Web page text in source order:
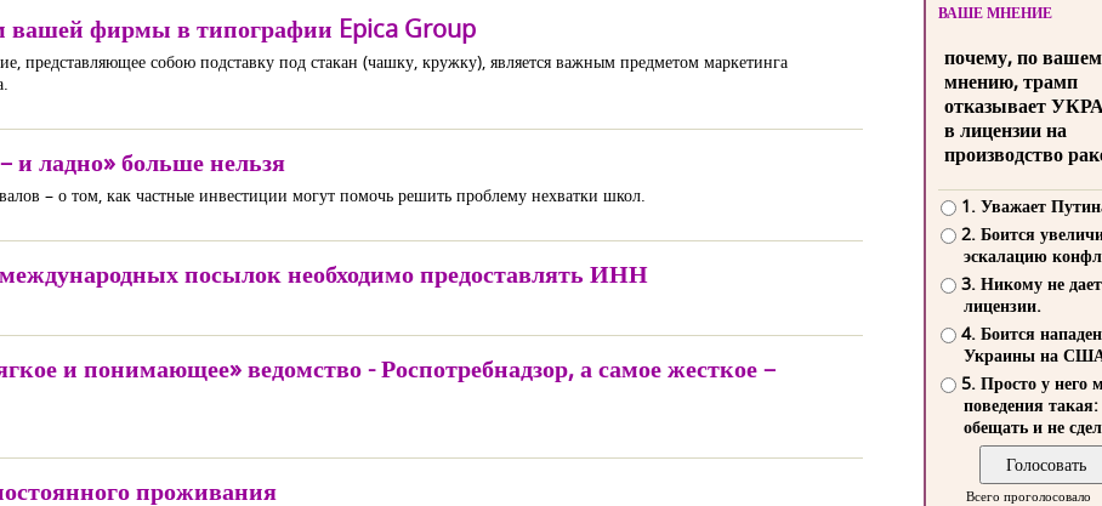
вашей фирмы в типографии Epica Group
представляющее собою подставку под стакан (чашку, кружку), является важным предметом маркетинга
и ладно» больше нельзя
– о том, как частные инвестиции могут помочь решить проблему нехватки школ.
посылок необходимо предоставлять ИНН
и понимающее» ведомство - Роспотребнадзор, а самое жесткое –
проживания
ВАШЕ МНЕНИЕ
почему, по
мнению, трамп
отказывает
в лицензии на
производство
1. Уважает
2. Боится
эскалацию
3. Никому не
лицензии.
4. Боится
Украины на
5. Просто у него
поведения такая:
обещать и не
Всего проголосовало